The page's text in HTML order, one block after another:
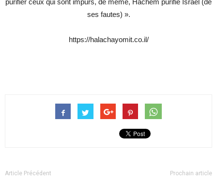
purifier ceux qui sont impurs, de même, Hachem purifie Israël (de
ses fautes) ».
https://halachayomit.co.il/
Article Précédent Prochain article